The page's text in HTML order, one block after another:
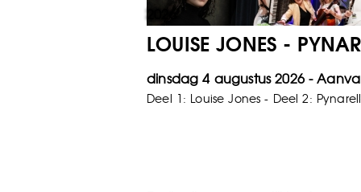
2026
LOUISE JONES -
dinsdag 4 augustus 2026
Deel 1: Louise Jones - Deel 2: